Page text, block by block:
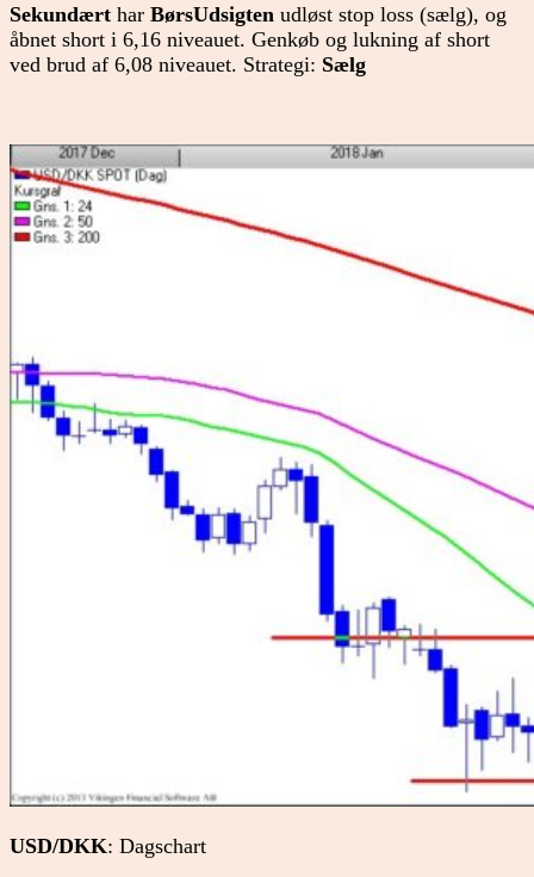
Sekundært har BørsUdsigten udløst stop loss (sælg), og
åbnet short i 6,16 niveauet. Genkøb og lukning af short
ved brud af 6,08 niveauet. Strategi: Sælg
USD/DKK: Dagschart